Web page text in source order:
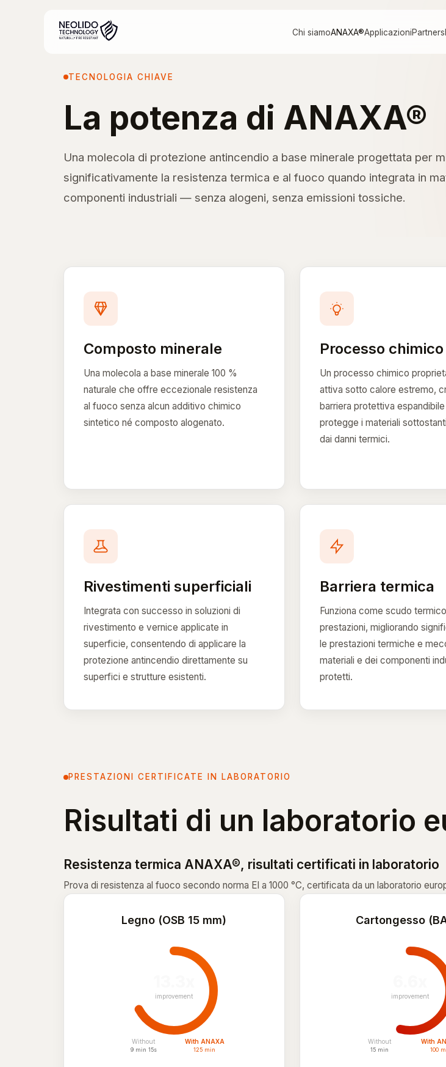
Chi siamoANAXA®Applicazioni
TECNOLOGIA CHIAVE
La potenza di ANAXA®
Una molecola di protezione antincendio a base minerale progettata per
significativamente la resistenza termica e al fuoco quando integrata in
componenti industriali — senza alogeni, senza emissioni tossiche.
Composto minerale
Una molecola a base minerale 100 %
naturale che offre eccezionale resistenza
al fuoco senza alcun additivo chimico
sintetico né composto alogenato.
Processo
Un processo chimico
attiva sotto calore estremo,
barriera protettiva
protegge i materiali
dai danni termici.
Rivestimenti superficiali
Integrata con successo in soluzioni di
rivestimento e vernice applicate in
superficie, consentendo di applicare la
protezione antincendio direttamente su
superfici e strutture esistenti.
Barriera termica
Funziona come scudo
prestazioni, migliorando
le prestazioni termiche e
materiali e dei componenti
protetti.
PRESTAZIONI CERTIFICATE IN LABORATORIO
Risultati di un laboratorio
Resistenza termica ANAXA®, risultati certificati in laboratorio
Prova di resistenza al fuoco secondo norma EI a 1000 °C, certificata da un laboratorio
Legno (OSB 15 mm)
improvement
Without
9 min 15s
With ANAXA
125 min
Cartongesso
improvement
Without
15 min
With
100